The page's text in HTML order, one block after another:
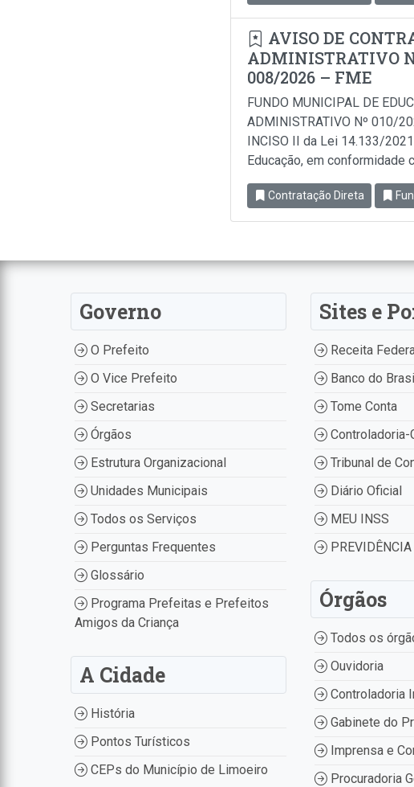
AVISO DE
ADMINISTRATIVO
008/2026 – FME
FUNDO MUNICIPAL DE
ADMINISTRATIVO Nº 010/
INCISO II da Lei 14.133/
Educação, em conformidade
Contratação Direta
Governo
O Prefeito
O Vice Prefeito
Secretarias
Órgãos
Estrutura Organizacional
Unidades Municipais
Todos os Serviços
Perguntas Frequentes
Glossário
Programa Prefeitas e Prefeitos
Amigos da Criança
A Cidade
História
Pontos Turísticos
CEPs do Município de Limoeiro
Sites e
Receita
Banco do Brasil
Tome Conta
Controladoria-
Tribunal de
Diário Oficial
MEU INSS
PREVIDÊNCIA
Órgãos
Todos os
Ouvidoria
Controladoria
Gabinete do
Imprensa e
Procuradoria